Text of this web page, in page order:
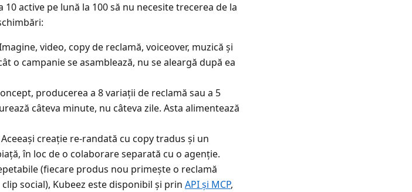
active pe lună la 100 să nu necesite trecerea de la
video, copy de reclamă, voiceover, muzică și
o campanie se asamblează, nu se aleargă după ea
producerea a 8 variații de reclamă sau a 5
câteva minute, nu câteva zile. Asta alimentează
Aceeași creație re-randată cu copy tradus și un
în loc de o colaborare separată cu o agenție.
(fiecare produs nou primește o reclamă
social), Kubeez este disponibil și prin API și MCP,